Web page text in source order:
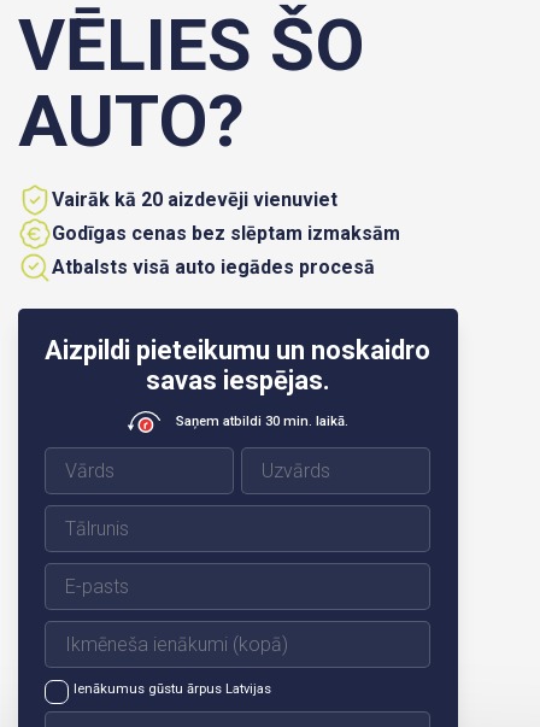
Aizpildi pieteikumu un noskaidro
savas iespējas.
Saņem atbildi 30 min. laikā.
Ienākumus gūstu ārpus Latvijas
VĒLIES ŠO
AUTO?
Vairāk kā 20 aizdevēji vienuviet
Godīgas cenas bez slēptam izmaksām
Atbalsts visā auto iegādes procesā